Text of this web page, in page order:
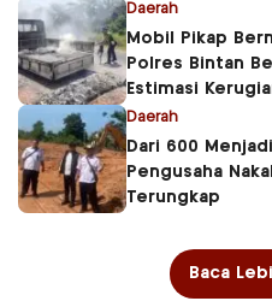
Daerah
Mobil Pikap
Polres Bintan
Estimasi
Daerah
Dari 600
Pengusaha
Terungkap
Baca